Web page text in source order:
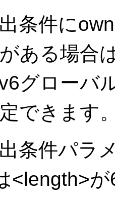
条件に
ある場合
グローバ
できます
条件パラ
<length>